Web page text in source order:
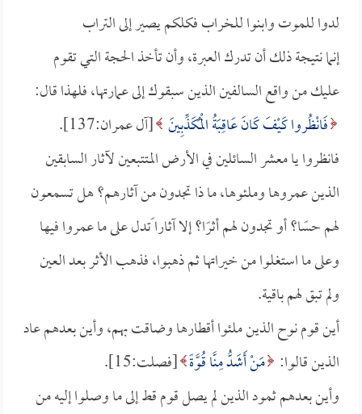
لدوا للموت وابنوا للخراب فكلكم يصير إلى التراب
إنما نتيجة ذلك أن تدرك العبرة، وأن تأخذ الحجة التي تقوم
عليك من واقع السالفين الذين سبقوك إلى عمارتها، فلهذا قال:
فَانْظُروا كَيْفَ كَانَ عَاقِبَةُ الْمُكَذِّبِينَ [آل عمران:137].
فانظروا يا معشر السائلين في الأرض المتتبعين لآثار السابقين
الذين عمروها وملئوها، ما ذا تجدون من آثارهم؟ هل تسمعون
لهم حسًا؟ أو تجدون لهم أثرًا؟ إلا آثارا ًتدل على ما عمروا فيها
وعلى ما استغلوا من خيراتها ثم ذهبوا، فذهب الأثر بعد العين
ولم تبق لهم باقية.
أين قوم نوح الذين ملئوا أقطارها وضاقت بهم، وأين بعدهم عاد
الذين قالوا: مَنْ أَشَدُّ مِنَّا قُوَّةً [فصلت:15].
وأين بعدهم ثمود الذين لم يصل قوم قط إلى ما وصلوا إليه من